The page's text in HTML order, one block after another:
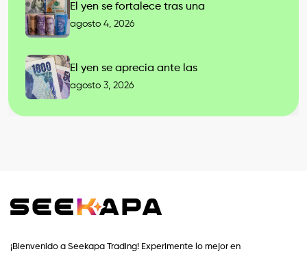
El yen se fortalece tras una
agosto 4, 2026
El yen se aprecia ante las
agosto 3, 2026
¡Bienvenido a Seekapa Trading! Experimente lo mejor en